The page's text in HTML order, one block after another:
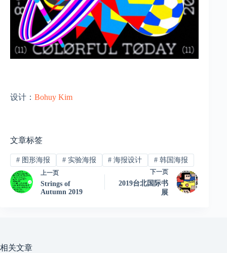
设计： Bohuy Kim
文章标签
#图形海报 #实验海报 # 海报设计 # 韩国海报
上一页
Strings of
Autumn 2019
下一页
2019台北国际书
展
相关文章